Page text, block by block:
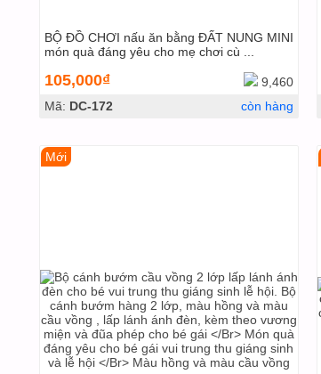
BỘ ĐỒ CHƠI nấu ăn bằng ĐẤT NUNG MINI
món quà đáng yêu cho mẹ chơi cù ...
105,000₫
9,460
Mã: DC-172 còn hàng
Mới